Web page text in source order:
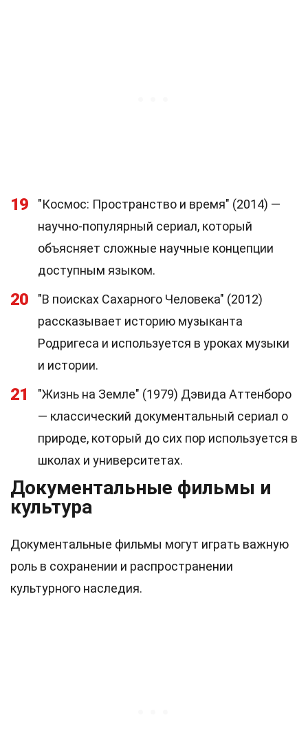
19
"Космос: Пространство и время" (2014) —
научно-популярный сериал, который
объясняет сложные научные концепции
доступным языком.
20
"В поисках Сахарного Человека" (2012)
рассказывает историю музыканта
Родригеса и используется в уроках музыки
и истории.
21
"Жизнь на Земле" (1979) Дэвида Аттенборо
— классический документальный сериал о
природе, который до сих пор используется в
школах и университетах.
Документальные фильмы и
культура
Документальные фильмы могут играть важную
роль в сохранении и распространении
культурного наследия.